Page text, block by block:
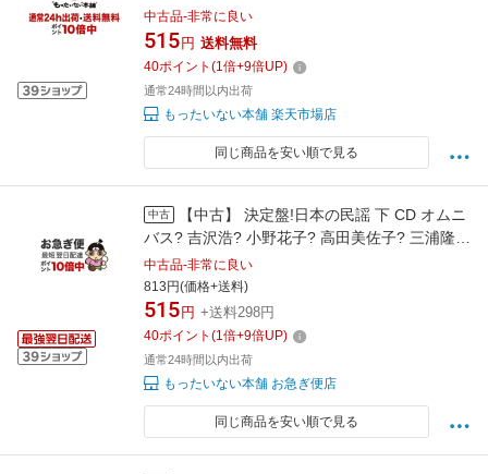
子? 古井戸道雄? 三橋美智也? 小杉真貴子? 大塚
文雄? / / [CD]【メール便送料無料】【最短翌日
配達対応】
中古品-非常に良い
515 円 送料無料
40ポイント (1倍+9倍UP)
通常24時間以内出荷
もったいない本舗 楽天市場店
同じ商品を安い順で見る
中古
【中古】 決定盤!日本の民謡 下 CD オムニ
バス? 吉沢浩? 小野花子? 高田美佐子? 三浦隆
子? 古井戸道雄? 三橋美智也? 小杉真貴子? 大塚
文雄? 下谷二三子 漆原栄美子 / オ / [CD]【ネコ
ポス発送】
中古品-非常に良い
813円(価格+送料)
515 円 +送料298円
40ポイント (1倍+9倍UP)
通常24時間以内出荷
もったいない本舗 お急ぎ便店
同じ商品を安い順で見る